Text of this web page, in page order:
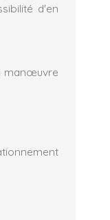
d'en
manœuvre